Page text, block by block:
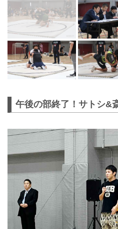
午後の部終了！サトシ&